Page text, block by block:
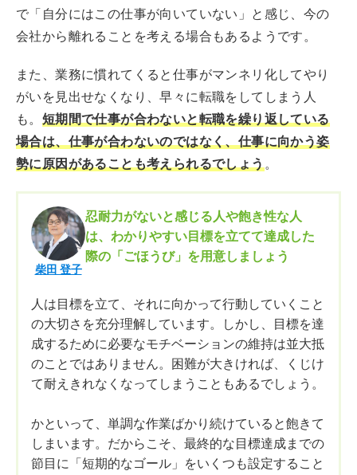
で「自分にはこの仕事が向いていない」と感じ、今の
会社から離れることを考える場合もあるようです。
また、業務に慣れてくると仕事がマンネリ化してやり
がいを見出せなくなり、早々に転職をしてしまう人
も。 短期間で仕事が合わないと転職を繰り返している
場合は、仕事が合わないのではなく、仕事に向かう姿
勢に原因があることも考えられるでしょう。
柴田 登子
忍耐力がないと感じる人や飽き性な人
は、わかりやすい目標を立てて達成した
際の「ごほうび」を用意しましょう
人は目標を立て、それに向かって行動していくこと
の大切さを充分理解しています。しかし、目標を達
成するために必要なモチベーションの維持は並大抵
のことではありません。困難が大きければ、くじけ
て耐えきれなくなってしまうこともあるでしょう。
かといって、単調な作業ばかり続けていると飽きて
しまいます。だからこそ、最終的な目標達成までの
節目に「短期的なゴール」をいくつも設定すること